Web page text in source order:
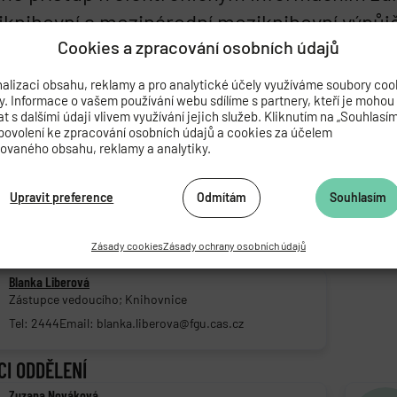
Cookies a zpracování osobních údajů
obsahu, reklamy a pro analytické účely využíváme soubory
Informace o vašem používání webu sdílíme s partnery, kteří je mohou
s dalšími údaji vlivem využívání jejich služeb. Kliknutím na
ke zpracování osobních údajů a cookies za účelem
obsahu, reklamy a analytiky.
Souhlasím
Odmítám
Upravit preference
Zásady cookiesZásady ochrany osobních údajů
a mezinárodní meziknihovní
xerokopií z fondu knihovny,
je k dispozici studovana s wi-fi
Vedoucí oddělení
Email: lucie.trajhanova@fgu.cas.cz
ODDĚLENÍ
Blanka Liberová
Zástupce vedoucího; Knihovnice
Tel: 2444Email: blanka.liberova@fgu.cas.cz
ODDĚLENÍ